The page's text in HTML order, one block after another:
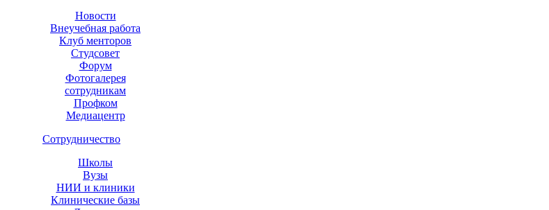
Новости
Внеучебная работа
Клуб менторов
Студсовет
Форум
Фотогалерея
сотрудникам
Профком
Медиацентр
Сотрудничество
Школы
Вузы
НИИ и клиники
Клинические базы